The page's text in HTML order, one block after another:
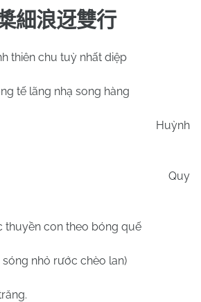
細浪迓雙行
thiên chu tuỳ nhất diệp
tế lãng nhạ song hàng
Huỳnh
Quy
thuyền con theo bóng quế
sóng nhỏ rước chèo lan)